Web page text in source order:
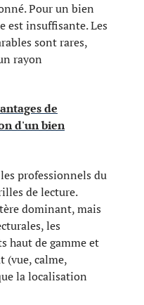
Pour un bien
est insuffisante. Les
sont rares,
rayon
de
d'un bien
professionnels du
de lecture.
dominant, mais
les
haut de gamme et
(vue, calme,
la localisation